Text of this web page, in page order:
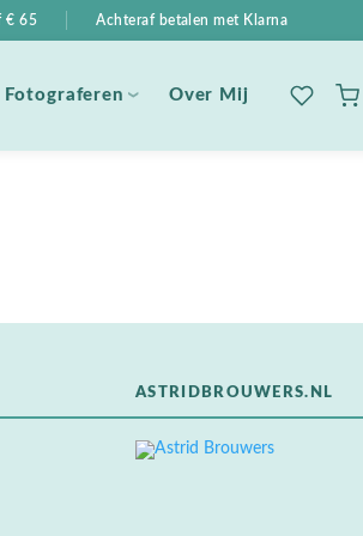
€ 65 Achteraf betalen met Klarna
Fotograferen Over Mij
ASTRIDBROUWERS.NL